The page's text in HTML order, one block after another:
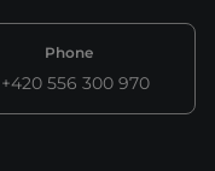
Phone
+420 556 300 970